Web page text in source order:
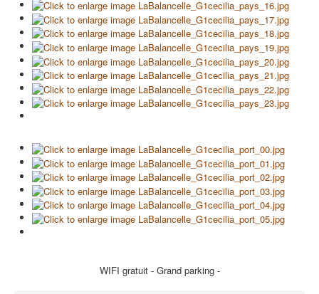
WIFI gratuit - Grand parking -